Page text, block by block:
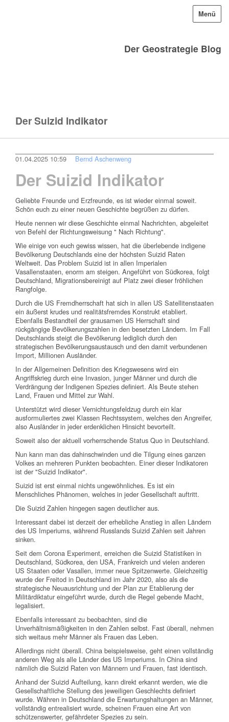
Der Geostrategie Blog
Menü
Der Suizid Indikator
01.04.2025 10:59 Bernd Aschenweng
Der Suizid Indikator
Geliebte Freunde und Erzfreunde, es ist wieder einmal soweit.
Schön euch zu einer neuen Geschichte begrüßen zu dürfen.
Heute nennen wir diese Geschichte einmal Nachrichten, abgeleitet
von Befehl der Richtungsweisung " Nach Richtung".
Wie einige von euch gewiss wissen, hat die überlebende indigene
Bevölkerung Deutschlands eine der höchsten Suizid Raten
Weltweit. Das Problem Suizid ist in allen Imperialen
Vasallenstaaten, enorm am steigen. Angeführt von Südkorea, folgt
Deutschland, Migrationsbereinigt auf Platz zwei dieser fröhlichen
Rangfolge.
Durch die US Fremdherrschaft hat sich in allen US Satellitenstaaten
ein äußerst krudes und realitätsfremdes Konstrukt etabliert.
Ebenfalls Bestandteil der grausamen US Herrschaft sind
rückgängige Bevölkerungszahlen in den besetzten Ländern. Im Fall
Deutschlands steigt die Bevölkerung lediglich durch den
strategischen Bevölkerungsaustausch und den damit verbundenen
Import, Millionen Ausländer.
In der Allgemeinen Definition des Kriegswesens wird ein
Angriffskrieg durch eine Invasion, junger Männer und durch die
Verdrängung der Indigenen Spezies definiert. Als Beute stehen
Land, Frauen und Mittel zur Wahl.
Unterstützt wird dieser Vernichtungsfeldzug durch ein klar
ausformuliertes zwei Klassen Rechtssystem, welches den Angreifer,
also Ausländer in jeder erdenklichen Hinsicht bevorteilt.
Soweit also der aktuell vorherrschende Status Quo in Deutschland.
Nun kann man das dahinschwinden und die Tilgung eines ganzen
Volkes an mehreren Punkten beobachten. Einer dieser Indikatoren
ist der "Suizid Indikator".
Suizid ist erst einmal nichts ungewöhnliches. Es ist ein
Menschliches Phänomen, welches in jeder Gesellschaft auftritt.
Die Suizid Zahlen hingegen sagen deutlicher aus.
Interessant dabei ist derzeit der erhebliche Anstieg in allen Ländern
des US Imperiums, während Russlands Suizid Zahlen seit Jahren
sinken.
Seit dem Corona Experiment, erreichen die Suizid Statistiken in
Deutschland, Südkorea, den USA, Frankreich und vielen anderen
US Staaten oder Vasallen, immer neue Spitzenwerte. Gleichzeitig
wurde der Freitod in Deutschland im Jahr 2020, also als die
strategische Neuausrichtung und der Plan zur Etablierung der
Militärdiktatur eingeführt wurde, durch die Regel gebende Macht,
legalisiert.
Ebenfalls interessant zu beobachten, sind die
Unverhältnismäßigkeiten in den Zahlen selbst. Fast überall, nehmen
sich weitaus mehr Männer als Frauen das Leben.
Allerdings nicht überall. China beispielsweise, geht einen vollständig
anderen Weg als alle Länder des US Imperiums. In China sind
nämlich die Suizid Raten von Männern und Frauen, fast identisch.
Anhand der Suizid Aufteilung, kann direkt erkannt werden, wie die
Gesellschaftliche Stellung des jeweiligen Geschlechts definiert
wurde. Währen in Deutschland die Erwartungshaltungen an Männer,
vollständig entrealisiert wurde, scheinen Frauen eine Art von
schützenswerter, gefährdeter Spezies zu sein.